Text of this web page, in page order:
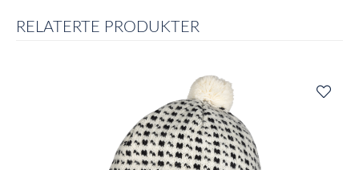
RELATERTE PRODUKTER